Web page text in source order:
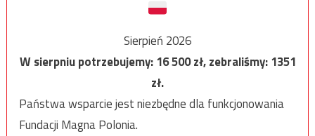
Sierpień 2026
W sierpniu potrzebujemy:16 500zł, zebraliśmy:1351
zł.
Państwa wsparcie jest niezbędne dla funkcjonowania
Fundacji Magna Polonia.